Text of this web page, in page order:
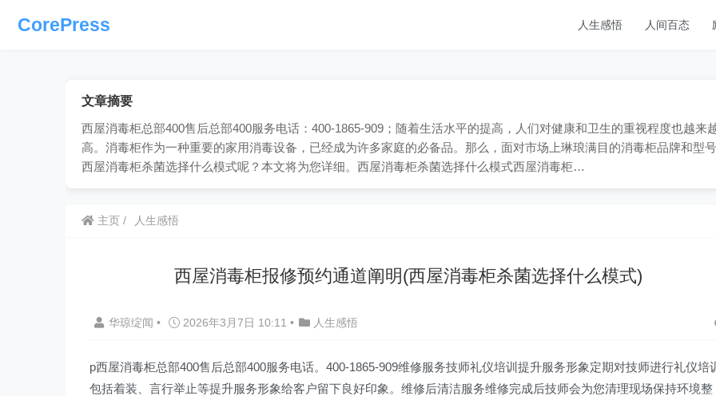
CorePress 人生感悟 人间百态
文章摘要
西屋消毒柜总部400售后总部400服务电话：400-1865-909；随着生活水平的提高，人们对健康和卫生的重视程度也越来
高。消毒柜作为一种重要的家用消毒设备，已经成为许多家庭的必备品。那么，面对市场上琳琅满目的消毒柜品牌和型号
西屋消毒柜杀菌选择什么模式呢？本文将为您详细。西屋消毒柜杀菌选择什么模式西屋消毒柜…
主页 人生感悟
西屋消毒柜报修预约通道阐明(西屋消毒柜杀菌选择什么模式)
华琼绽闻 • 2026年3月7日 10:11 • 人生感悟
p西屋消毒柜总部400售后总部400服务电话。400-1865-909维修服务技师礼仪培训提升服务形象定期对技师进行礼仪培
包括着装、言行举止等提升服务形象给客户留下良好印象。维修后清洁服务维修完成后技师会为您清理现场保持环境整